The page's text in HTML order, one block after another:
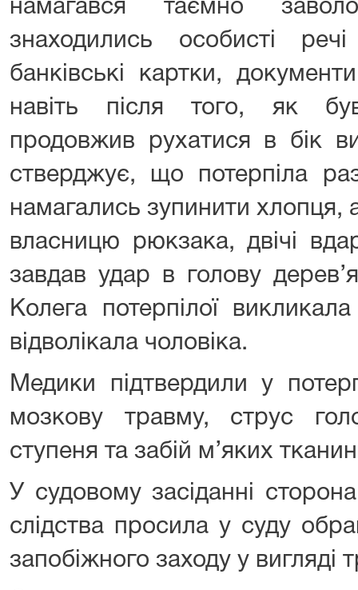
намагався таємно
знаходились особисті
банківські картки,
навіть після того, як
продовжив рухатися в бік
стверджує, що потерпіла
намагались зупинити хлопця,
власницю рюкзака, двічі
завдав удар в голову
Колега потерпілої
відволікала чоловіка.
Медики підтвердили у
мозкову травму, струс
ступеня та забій м’яких
У судовому засіданні
слідства просила у суду
запобіжного заходу у вигляді